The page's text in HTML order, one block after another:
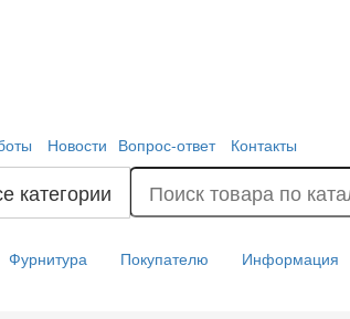
Новости Вопрос-ответ Контакты
категории
Фурнитура Покупателю Информация